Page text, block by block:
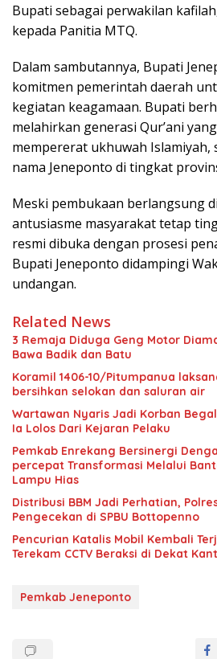
Bupati sebagai perwakilan
kepada Panitia MTQ.
Dalam sambutannya, Bupati
komitmen pemerintah daerah
kegiatan keagamaan. Bupati
melahirkan generasi Qur’ani
mempererat ukhuwah
nama Jeneponto di tingkat
Meski pembukaan berlangsung
antusiasme masyarakat tetap
resmi dibuka dengan prosesi
Bupati Jeneponto didampingi
undangan.
Related News
3 Remaja Diduga Geng Motor
Bawa Badik dan Batu
Koramil 1406-10/Pitumpanua
bersihkan selokan dan saluran air
Wartawan Nyaris Jadi Korban
Ia Lolos Dari Kejaran Pelaku
Pemkab Enrekang Bersinergi
percepat Transformasi Melalui
Lampu Hias
Distribusi BBM Jadi Perhatian,
Pengecekan di SPBU Bottopenno
Pencurian Katalis Mobil Kembali
Terekam CCTV Beraksi di Dekat
Pemkab Jeneponto